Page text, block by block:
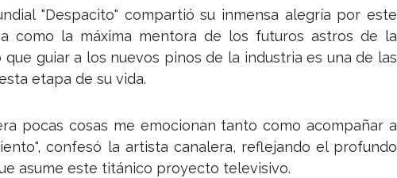
"Despacito" compartió su inmensa alegría por este
como la máxima mentora de los futuros astros de la
guiar a los nuevos pinos de la industria es una de las
etapa de su vida.
pocas cosas me emocionan tanto como acompañar a
confesó la artista canalera, reflejando el profundo
asume este titánico proyecto televisivo.